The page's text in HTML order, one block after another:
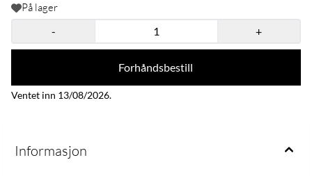
På lager
-
+
Forhåndsbestill
Ventet inn 13/08/2026.
Informasjon